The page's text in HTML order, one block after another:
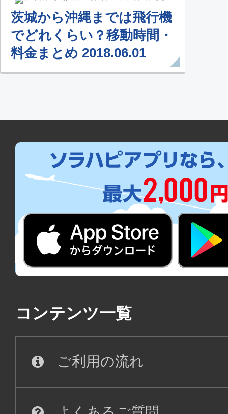
茨城から沖縄までは飛行機
でどれくらい？移動時間・
料金まとめ 2018.06.01
コンテンツ一覧
ご利用の流れ